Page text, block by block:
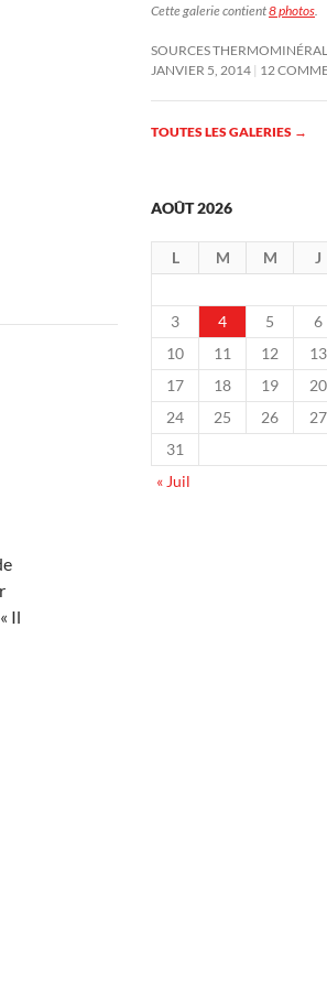
Il
Cette galerie contient8 photos
SOURCES
JANVIER 5, 2014 12
TOUTES LES GALERIES →
AOÛT 2026
L M M J
3
4 5 6
10
11 12 13
17
18 19 20
24
25 26 27
31
« Juil